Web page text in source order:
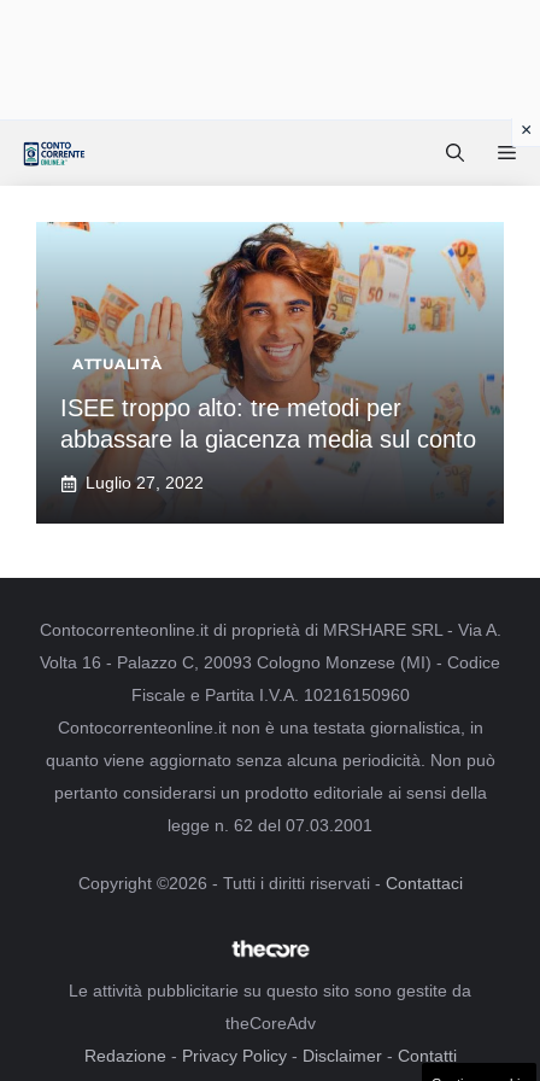
ATTUALITÀ
ISEE troppo alto: tre metodi per
abbassare la giacenza media sul conto
Luglio 27, 2022
Contocorrenteonline.it di proprietà di MRSHARE SRL - Via A.
Volta 16 - Palazzo C, 20093 Cologno Monzese (MI) - Codice
Fiscale e Partita I.V.A. 10216150960
Contocorrenteonline.it non è una testata giornalistica, in
quanto viene aggiornato senza alcuna periodicità. Non può
pertanto considerarsi un prodotto editoriale ai sensi della
legge n. 62 del 07.03.2001
Copyright ©2026 - Tutti i diritti riservati - Contattaci
Le attività pubblicitarie su questo sito sono gestite da
theCoreAdv
Redazione - Privacy Policy- Disclaimer- Contatti